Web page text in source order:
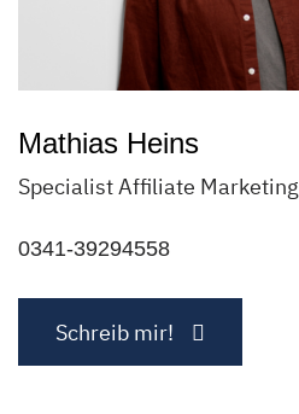
Mathias Heins
Specialist Affiliate Marketing
0341-39294558
Schreib mir!